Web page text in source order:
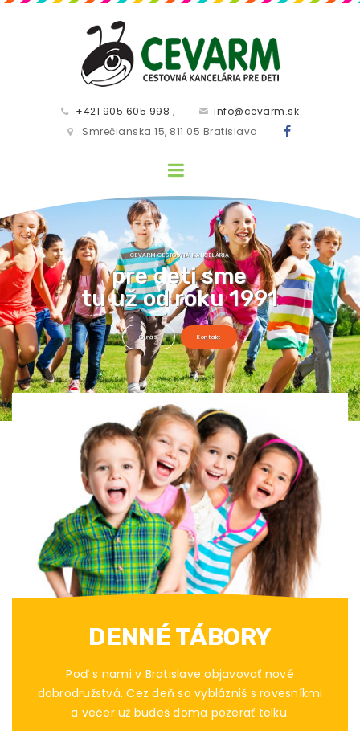
+421 905 605 998 ,
info@cevarm.sk
Smrečianska 15, 811 05 Bratislava
CEVARM CESTOVNÁ KANCELÁRIA
pre deti sme
tu už od roku 1991
O nás Kontakt
TIE NAJLEPŠIE PRÁZDNINOVÉ POBYTY
DENNÉ TÁBORY
Poď s nami v Bratislave objavovať nové
dobrodružstvá. Cez deň sa vyblázniš s rovesníkmi
a večer už budeš doma pozerať telku.